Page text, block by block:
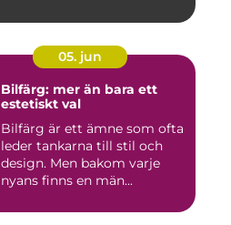
05. jun
Bilfärg: mer än bara ett
estetiskt val
Bilfärg är ett ämne som ofta
leder tankarna till stil och
design. Men bakom varje
nyans finns en män...